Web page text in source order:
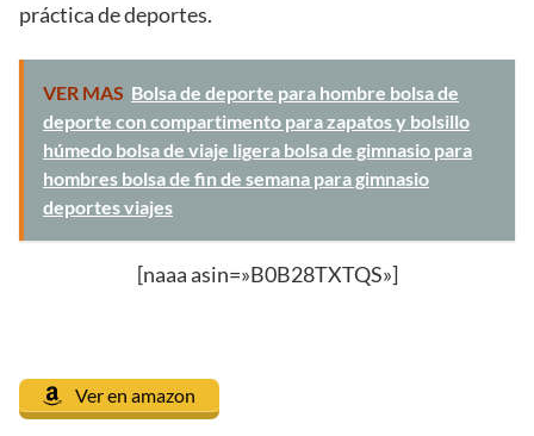
práctica de deportes.
VER MAS Bolsa de deporte para hombre bolsa de
deporte con compartimento para zapatos y bolsillo
húmedo bolsa de viaje ligera bolsa de gimnasio para
hombres bolsa de fin de semana para gimnasio
deportes viajes
[naaa asin=»B0B28TXTQS»]
Ver en amazon